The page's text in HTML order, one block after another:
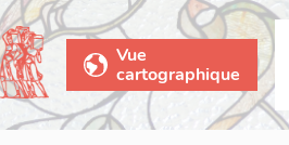
Vue
cartographique